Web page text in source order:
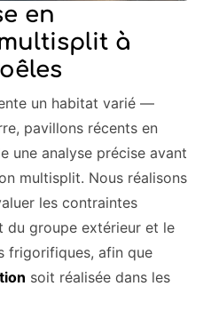
en
à
un habitat varié —
pavillons récents en
une analyse précise avant
multisplit. Nous réalisons
les contraintes
du groupe extérieur et le
frigorifiques, afin que
soit réalisée dans les